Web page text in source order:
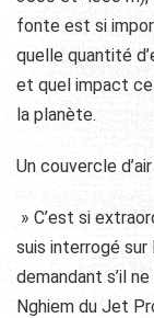
fonte est si
quelle quantité
et quel impact
la planète.
Un couvercle
» C’est si
suis interrogé
demandant s’il
Nghiem du Jet